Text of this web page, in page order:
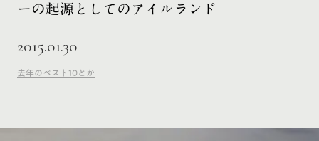
ーの起源としてのアイルランド
2015.01.30
去年のベスト10とか